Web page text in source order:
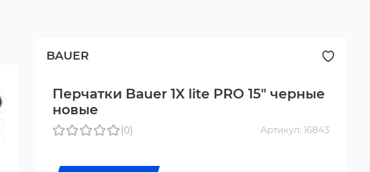
BAUER
Перчатки Bauer 1X lite PRO 15" черные
новые
(0) Артикул: 16843